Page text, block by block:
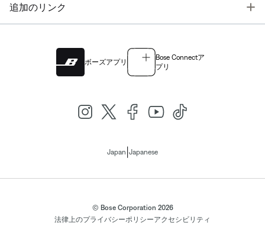
追加のリンク
ボーズアプリ
Bose Connectア
プリ
Japan Japanese
© Bose Corporation 2026
法律上のプライバシーポリシーアクセシビリティ